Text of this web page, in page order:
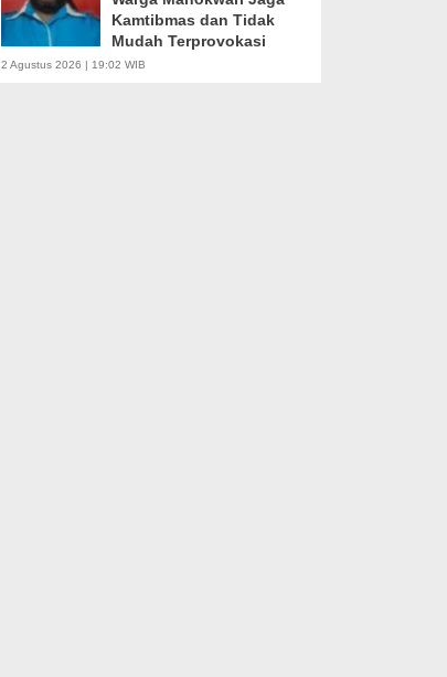
Kamtibmas dan Tidak
Mudah Terprovokasi
2 Agustus 2026 | 19:02 WIB